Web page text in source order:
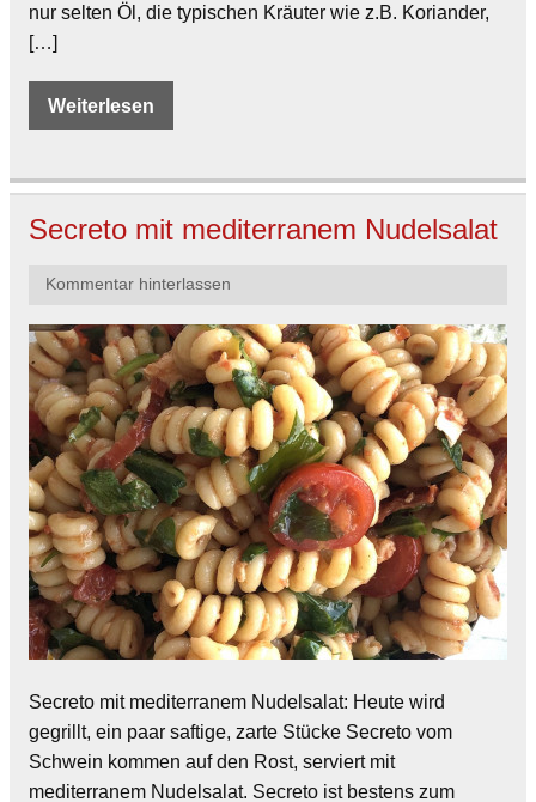
nur selten Öl, die typischen Kräuter wie z.B. Koriander,
[…]
Weiterlesen
Secreto mit mediterranem Nudelsalat
Kommentar hinterlassen
Secreto mit mediterranem Nudelsalat: Heute wird
gegrillt, ein paar saftige, zarte Stücke Secreto vom
Schwein kommen auf den Rost, serviert mit
mediterranem Nudelsalat. Secreto ist bestens zum